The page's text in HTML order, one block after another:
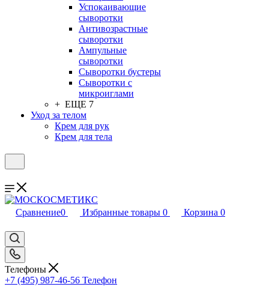
Успокаивающие
сыворотки
Антивозрастные
сыворотки
Ампульные
сыворотки
Сыворотки бустеры
Сыворотки с
микроиглами
+ ЕЩЕ 7
Уход за телом
Крем для рук
Крем для тела
Сравнение0 Избранные товары 0 Корзина 0
Телефоны
+7 (495) 987-46-56 Телефон